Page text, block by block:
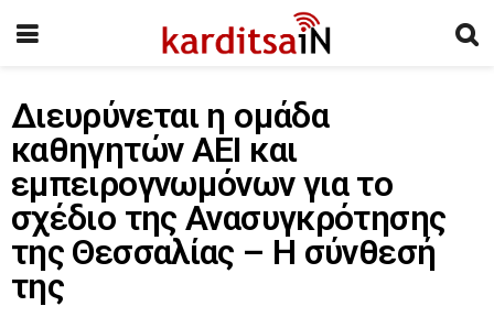
Διευρύνεται η ομάδα
καθηγητών ΑΕΙ και
εμπειρογνωμόνων για το
σχέδιο της Ανασυγκρότησης
της Θεσσαλίας – Η σύνθεσή
της